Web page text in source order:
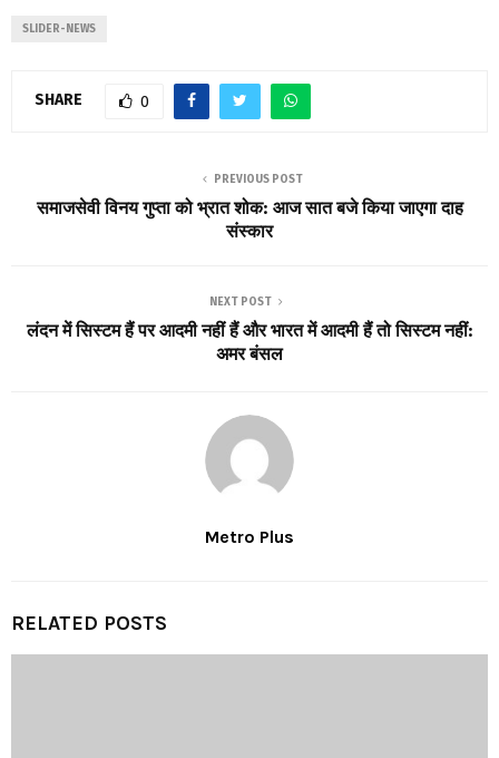
SLIDER-NEWS
SHARE 0
PREVIOUS POST
समाजसेवी विनय गुप्ता को भ्रात शोक: आज सात बजे किया जाएगा दाह
संस्कार
NEXT POST
लंदन में सिस्टम हैं पर आदमी नहीं हैं और भारत में आदमी हैं तो सिस्टम नहीं:
अमर बंसल
Metro Plus
RELATED POSTS